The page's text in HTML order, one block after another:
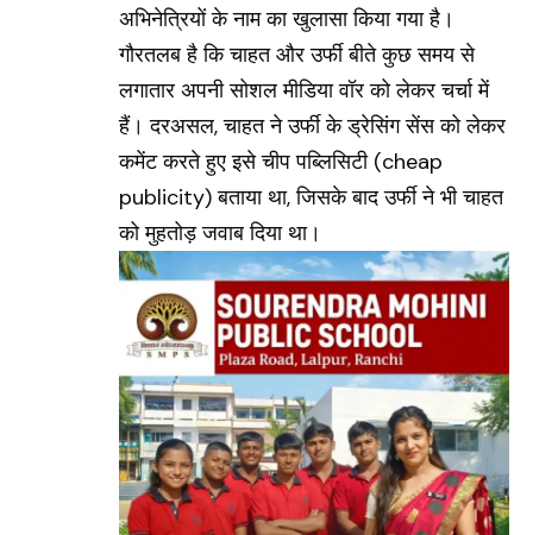
अभिनेत्रियों के नाम का खुलासा किया गया है।
गौरतलब है कि चाहत और उर्फी बीते कुछ समय से
लगातार अपनी सोशल मीडिया वॉर को लेकर चर्चा में
हैं। दरअसल, चाहत ने उर्फी के ड्रेसिंग सेंस को लेकर
कमेंट करते हुए इसे चीप पब्लिसिटी (cheap
publicity)बताया था, जिसके बाद उर्फी ने भी चाहत
को मुहतोड़ जवाब दिया था।